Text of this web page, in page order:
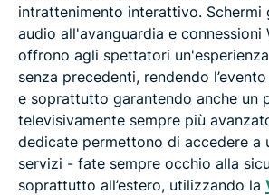
intrattenimento interattivo. Schermi
audio all'avanguardia e connessioni
offrono agli spettatori
senza precedenti, rendendo
e soprattutto garantendo anche un
televisivamente sempre più
dedicate permettono di accedere a
servizi - fate sempre occhio alla
soprattutto all’estero, utilizzando la